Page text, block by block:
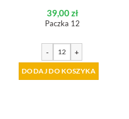
39,00zł
Paczka 12
- +
DODAJ DO KOSZYKA